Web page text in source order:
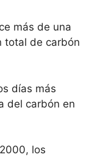
más de una
total de carbón
días más
del carbón en
los